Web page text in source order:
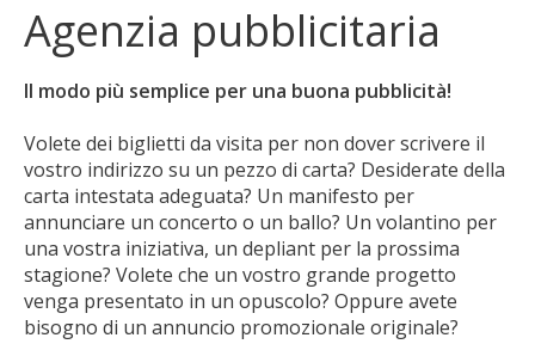
Agenzia pubblicitaria
Il modo più semplice per una buona pubblicità!
Volete dei biglietti da visita per non dover scrivere il
vostro indirizzo su un pezzo di carta? Desiderate della
carta intestata adeguata? Un manifesto per
annunciare un concerto o un ballo? Un volantino per
una vostra iniziativa, un depliant per la prossima
stagione? Volete che un vostro grande progetto
venga presentato in un opuscolo? Oppure avete
bisogno di un annuncio promozionale originale?